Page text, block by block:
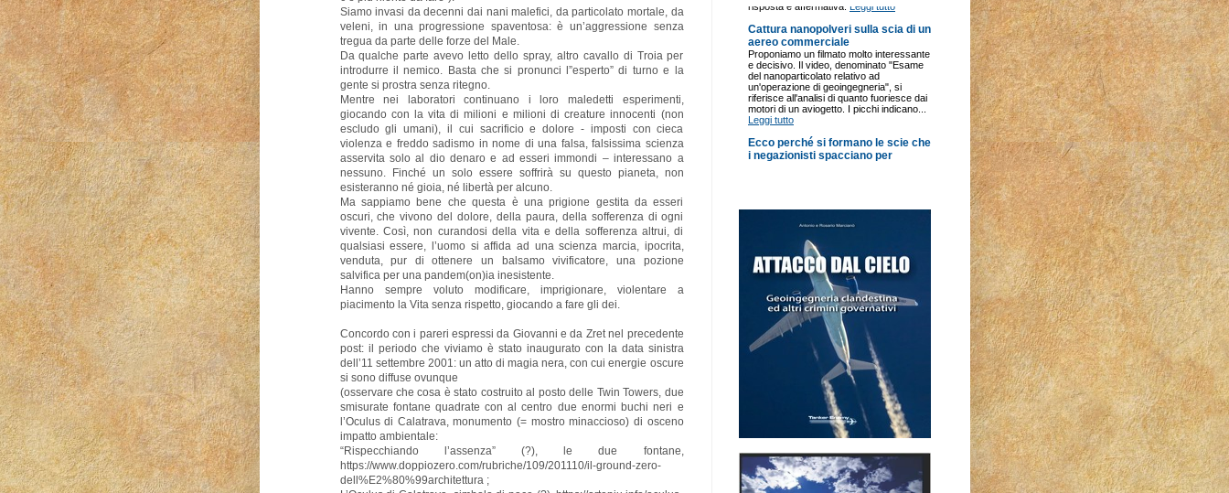
Siamo invasi da decenni dai nani malefici, da particolato mortale, da
veleni, in una progressione spaventosa: è un’aggressione senza
tregua da parte delle forze del Male.
Da qualche parte avevo letto dello spray, altro cavallo di Troia per
introdurre il nemico. Basta che si pronunci l”esperto” di turno e la
gente si prostra senza ritegno.
Mentre nei laboratori continuano i loro maledetti esperimenti,
giocando con la vita di milioni e milioni di creature innocenti (non
escludo gli umani), il cui sacrificio e dolore - imposti con cieca
violenza e freddo sadismo in nome di una falsa, falsissima scienza
asservita solo al dio denaro e ad esseri immondi – interessano a
nessuno. Finché un solo essere soffrirà su questo pianeta, non
esisteranno né gioia, né libertà per alcuno.
Ma sappiamo bene che questa è una prigione gestita da esseri
oscuri, che vivono del dolore, della paura, della sofferenza di ogni
vivente. Così, non curandosi della vita e della sofferenza altrui, di
qualsiasi essere, l’uomo si affida ad una scienza marcia, ipocrita,
venduta, pur di ottenere un balsamo vivificatore, una pozione
salvifica per una pandem(on)ia inesistente.
Hanno sempre voluto modificare, imprigionare, violentare a
piacimento la Vita senza rispetto, giocando a fare gli dei.
Concordo con i pareri espressi da Giovanni e da Zret nel precedente
post: il periodo che viviamo è stato inaugurato con la data sinistra
dell’11 settembre 2001: un atto di magia nera, con cui energie oscure
si sono diffuse ovunque
(osservare che cosa è stato costruito al posto delle Twin Towers, due
smisurate fontane quadrate con al centro due enormi buchi neri e
l’Oculus di Calatrava, monumento (= mostro minaccioso) di osceno
impatto ambientale:
“Rispecchiando l’assenza” (?), le due fontane,
https://www.doppiozero.com/rubriche/109/201110/il-ground-zero-
dell%E2%80%99architettura ;